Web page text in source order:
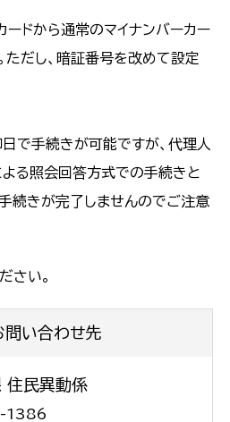
ードから通常のマイナンバーカー
ただし、暗証番号を改めて設定
で手続きが可能ですが、代理人
る照会回答方式での手続きと
続きが完了しませんのでご注意
さい。
問い合わせ先
住民異動係
1386